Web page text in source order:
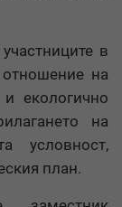
в
на
екологично
на
условност,
план.